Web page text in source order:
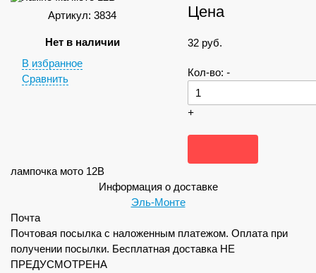
Артикул: 3834
Нет в наличии
В избранное
Сравнить
Цена
32 руб.
Кол-во: -
+
лампочка мото 12В
Информация о доставке
Эль-Монте
Почта
Почтовая посылка с наложенным платежом. Оплата при
получении посылки. Бесплатная доставка НЕ
ПРЕДУСМОТРЕНА